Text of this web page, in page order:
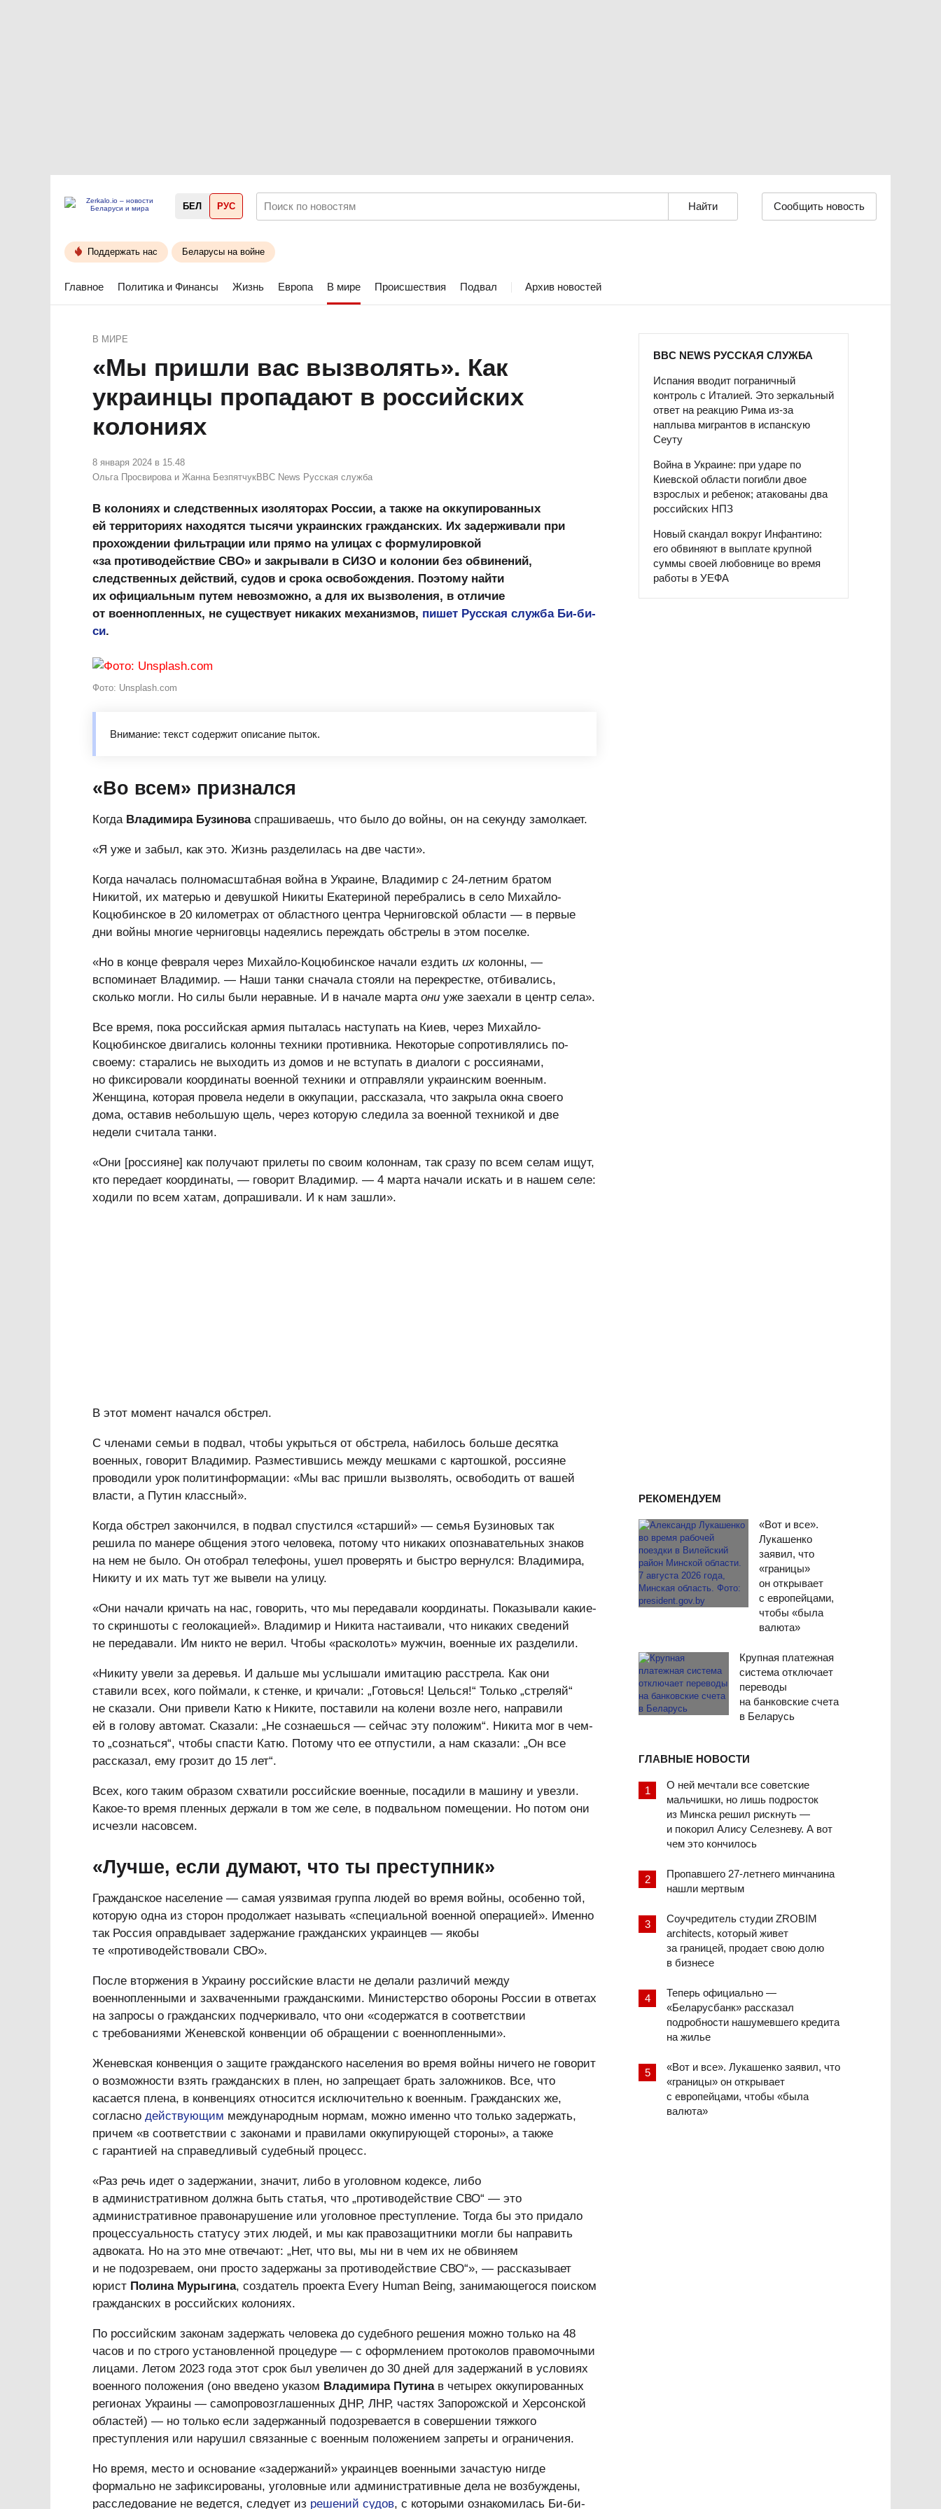
БЕЛ РУС Сообщить новость
Поддержать нас Беларусы на войне
Главное Политика и Финансы Жизнь Европа В мире Происшествия Подвал Архив новостей
BBC NEWS РУССКАЯ СЛУЖБА
Испания вводит пограничный
контроль с Италией. Это зеркальный
ответ на реакцию Рима из-за
наплыва мигрантов в испанскую
Сеуту
Война в Украине: при ударе по
Киевской области погибли двое
взрослых и ребенок; атакованы два
российских НПЗ
Новый скандал вокруг Инфантино:
его обвиняют в выплате крупной
суммы своей любовнице во время
работы в УЕФА
РЕКОМЕНДУЕМ
«Вот и все».
Лукашенко
заявил, что
«границы»
он открывает
с европейцами,
чтобы «была
валюта»
Крупная платежная
система отключает
переводы
на банковские счета
в Беларусь
ГЛАВНЫЕ НОВОСТИ
О ней мечтали все советские
мальчишки, но лишь подросток
из Минска решил рискнуть —
и покорил Алису Селезневу. А вот
чем это кончилось
Пропавшего 27-летнего минчанина
нашли мертвым
Соучредитель студии ZROBIM
architects, который живет
за границей, продает свою долю
в бизнесе
Теперь официально —
«Беларусбанк» рассказал
подробности нашумевшего кредита
на жилье
«Вот и все». Лукашенко заявил, что
«границы» он открывает
с европейцами, чтобы «была
валюта»
В МИРЕ
«Мы пришли вас вызволять». Как
украинцы пропадают в российских
колониях
8 января 2024 в 15.48
Ольга Просвирова и Жанна БезпятчукBBC News Русская служба
В колониях и следственных изоляторах России, а также на оккупированных
ей территориях находятся тысячи украинских гражданских. Их задерживали при
прохождении фильтрации или прямо на улицах с формулировкой
«за противодействие СВО» и закрывали в СИЗО и колонии без обвинений,
следственных действий, судов и срока освобождения. Поэтому найти
их официальным путем невозможно, а для их вызволения, в отличие
от военнопленных, не существует никаких механизмов, пишет Русская служба Би-би-
си.
Фото: Unsplash.com
Внимание: текст содержит описание пыток.
​«Во всем» признался
Когда Владимира Бузинова спрашиваешь, что было до войны, он на секунду замолкает.
«Я уже и забыл, как это. Жизнь разделилась на две части».
Когда началась полномасштабная война в Украине, Владимир с 24-летним братом
Никитой, их матерью и девушкой Никиты Екатериной перебрались в село Михайло-
Коцюбинское в 20 километрах от областного центра Черниговской области — в первые
дни войны многие черниговцы надеялись переждать обстрелы в этом поселке.
«Но в конце февраля через Михайло-Коцюбинское начали ездить их колонны, —
вспоминает Владимир. — Наши танки сначала стояли на перекрестке, отбивались,
сколько могли. Но силы были неравные. И в начале марта они уже заехали в центр села».
Все время, пока российская армия пыталась наступать на Киев, через Михайло-
Коцюбинское двигались колонны техники противника. Некоторые сопротивлялись по-
своему: старались не выходить из домов и не вступать в диалоги с россиянами,
но фиксировали координаты военной техники и отправляли украинским военным.
Женщина, которая провела недели в оккупации, рассказала, что закрыла окна своего
дома, оставив небольшую щель, через которую следила за военной техникой и две
недели считала танки.
«Они [россияне] как получают прилеты по своим колоннам, так сразу по всем селам ищут,
кто передает координаты, — говорит Владимир. — 4 марта начали искать и в нашем селе:
ходили по всем хатам, допрашивали. И к нам зашли».
В этот момент начался обстрел.
С членами семьи в подвал, чтобы укрыться от обстрела, набилось больше десятка
военных, говорит Владимир. Разместившись между мешками с картошкой, россияне
проводили урок политинформации: «Мы вас пришли вызволять, освободить от вашей
власти, а Путин классный».
Когда обстрел закончился, в подвал спустился «старший» — семья Бузиновых так
решила по манере общения этого человека, потому что никаких опознавательных знаков
на нем не было. Он отобрал телефоны, ушел проверять и быстро вернулся: Владимира,
Никиту и их мать тут же вывели на улицу.
«Они начали кричать на нас, говорить, что мы передавали координаты. Показывали какие-
то скриншоты с геолокацией». Владимир и Никита настаивали, что никаких сведений
не передавали. Им никто не верил. Чтобы «расколоть» мужчин, военные их разделили.
«Никиту увели за деревья. И дальше мы услышали имитацию расстрела. Как они
ставили всех, кого поймали, к стенке, и кричали: „Готовься! Целься!“ Только „стреляй“
не сказали. Они привели Катю к Никите, поставили на колени возле него, направили
ей в голову автомат. Сказали: „Не сознаешься — сейчас эту положим“. Никита мог в чем-
то „сознаться“, чтобы спасти Катю. Потому что ее отпустили, а нам сказали: „Он все
рассказал, ему грозит до 15 лет“.
Всех, кого таким образом схватили российские военные, посадили в машину и увезли.
Какое-то время пленных держали в том же селе, в подвальном помещении. Но потом они
исчезли насовсем.
«Лучше, если думают, что ты преступник»
Гражданское население — самая уязвимая группа людей во время войны, особенно той,
которую одна из сторон продолжает называть «специальной военной операцией». Именно
так Россия оправдывает задержание гражданских украинцев — якобы
те «противодействовали СВО».
После вторжения в Украину российские власти не делали различий между
военнопленными и захваченными гражданскими. Министерство обороны России в ответах
на запросы о гражданских подчеркивало, что они «содержатся в соответствии
с требованиями Женевской конвенции об обращении с военнопленными».
Женевская конвенция о защите гражданского населения во время войны ничего не говорит
о возможности взять гражданских в плен, но запрещает брать заложников. Все, что
касается плена, в конвенциях относится исключительно к военным. Гражданских же,
согласно действующим международным нормам, можно именно что только задержать,
причем «в соответствии с законами и правилами оккупирующей стороны», а также
с гарантией на справедливый судебный процесс.
«Раз речь идет о задержании, значит, либо в уголовном кодексе, либо
в административном должна быть статья, что „противодействие СВО“ — это
административное правонарушение или уголовное преступление. Тогда бы это придало
процессуальность статусу этих людей, и мы как правозащитники могли бы направить
адвоката. Но на это мне отвечают: „Нет, что вы, мы ни в чем их не обвиняем
и не подозреваем, они просто задержаны за противодействие СВО“», — рассказывает
юрист Полина Мурыгина, создатель проекта Every Human Being, занимающегося поиском
гражданских в российских колониях.
По российским законам задержать человека до судебного решения можно только на 48
часов и по строго установленной процедуре — с оформлением протоколов правомочными
лицами. Летом 2023 года этот срок был увеличен до 30 дней для задержаний в условиях
военного положения (оно введено указом Владимира Путинав четырех оккупированных
регионах Украины — самопровозглашенных ДНР, ЛНР, частях Запорожской и Херсонской
областей) — но только если задержанный подозревается в совершении тяжкого
преступления или нарушил связанные с военным положением запреты и ограничения.
Но время, место и основание «задержаний» украинцев военными зачастую нигде
формально не зафиксированы, уголовные или административные дела не возбуждены,
расследование не ведется, следует из решений судов, с которыми ознакомилась Би-би-